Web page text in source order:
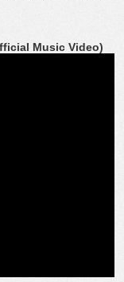
Music Video)